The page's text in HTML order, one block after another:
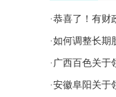
·恭喜了！有财
·如何调整长期股
· 广西百色关于
·安徽阜阳关于